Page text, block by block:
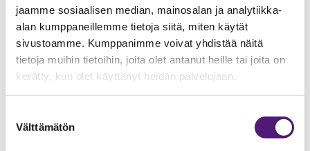
jaamme sosiaalisen median, mainosalan ja analytiikka-
alan kumppaneillemme tietoja siitä, miten käytät
sivustoamme. Kumppanimme voivat yhdistää näitä
tietoja muihin tietoihin, joita olet antanut heille tai joita on
kerätty, kun olet käyttänyt heidän palvelujaan.
valinta
Välttämätön